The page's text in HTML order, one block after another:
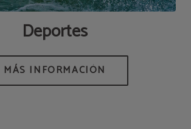
Deportes
MÁS INFORMACIÓN